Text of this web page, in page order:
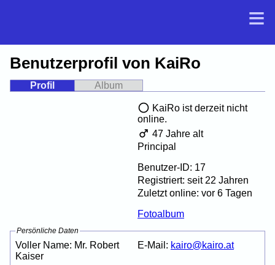
Benutzerprofil von KaiRo
Profil Album
KaiRo ist derzeit nicht
online.
47 Jahre alt
Principal
Benutzer-ID: 17
Registriert: seit 22 Jahren
Zuletzt online: vor 6 Tagen
Fotoalbum
Persönliche Daten
Voller Name: Mr. Robert
Kaiser
E-Mail: kairo@kairo.at